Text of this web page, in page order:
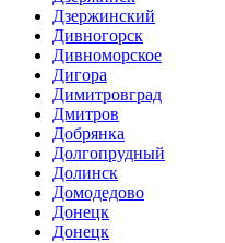
Дзержинский
Дивногорск
Дивноморское
Дигора
Димитровград
Дмитров
Добрянка
Долгопрудный
Долинск
Домодедово
Донецк
Донецк